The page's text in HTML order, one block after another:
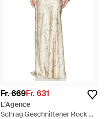
Fr. 669Fr. 631
L'Agence
Schräg Geschnittener Rock Mit